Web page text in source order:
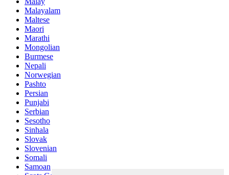
Malayalam
Maltese
Maori
Marathi
Mongolian
Burmese
Nepali
Norwegian
Pashto
Persian
Punjabi
Serbian
Sesotho
Sinhala
Slovak
Slovenian
Somali
Samoan